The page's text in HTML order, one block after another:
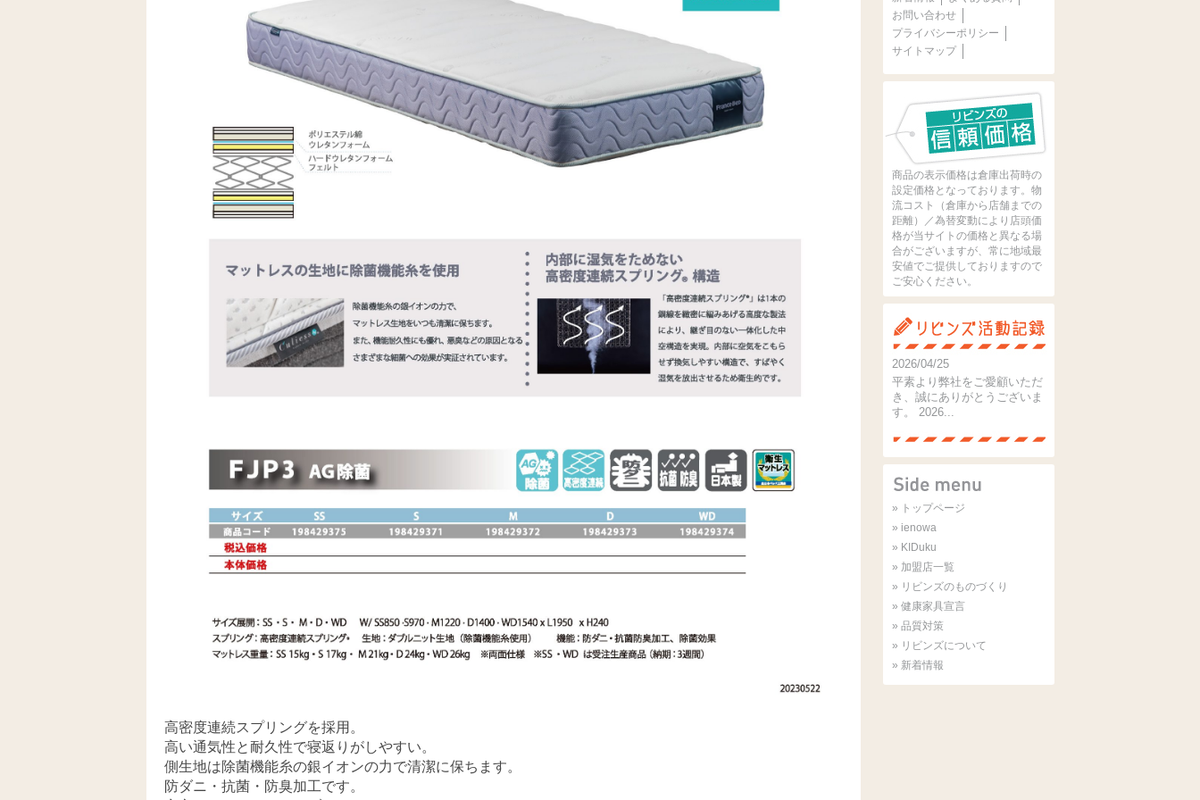
高密度連続スプリングを採用。
高い通気性と耐久性で寝返りがしやすい。
側生地は除菌機能糸の銀イオンの力で清潔に保ちます。
防ダニ・抗菌・防臭加工です。
お問い合わせ
プライバシーポリシー
サイトマップ
商品の表示価格は倉庫出荷時の
設定価格となっております。物
流コスト（倉庫から店舗までの
距離）／為替変動により店頭価
格が当サイトの価格と異なる場
合がございますが、常に地域最
安値でご提供しておりますので
ご安心ください。
2026/04/25
平素より弊社をご愛顧いただ
き、誠にありがとうございま
す。 2026...
» トップページ
» ienowa
» KIDuku
» 加盟店一覧
» リビンズのものづくり
» 健康家具宣言
» 品質対策
» リビンズについて
» 新着情報